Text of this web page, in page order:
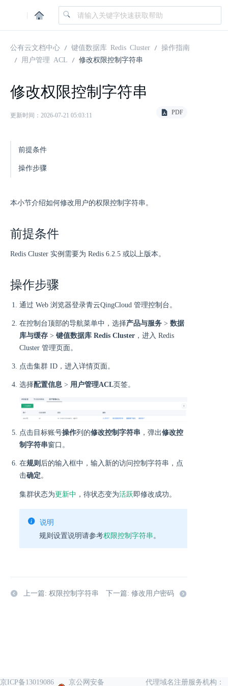
|
公有云文档中心 键值数据库 Redis Cluster
操作指南
用户管理 ACL
修改权限控制字符串
修改权限控制字符串
更新时间：2026-07-21 05:03:11 PDF
前提条件
操作步骤
本小节介绍如何修改用户的权限控制字符串。
前提条件
Redis Cluster 实例需要为 Redis 6.2.5 或以上版本。
操作步骤
通过 Web 浏览器登录青云QingCloud 管理控制台。
在控制台顶部的导航菜单中，选择产品与服务 > 数据
库与缓存 > 键值数据库 Redis Cluster ，进入 Redis
Cluster 管理页面。
点击集群 ID，进入详情页面。
选择配置信息 > 用户管理ACL页签。
点击目标账号操作列的修改控制字符串 ，弹出修改控
制字符串窗口。
在规则 后的输入框中，输入新的访问控制字符串，点
击确定。
集群状态为更新中 ，待状态变为活跃即修改成功。
说明
规则设置说明请参考权限控制字符串。
上一篇: 权限控制字符串 下一篇: 修改用户密码
京ICP备13019086 京公网安备 代理域名注册服务机构：